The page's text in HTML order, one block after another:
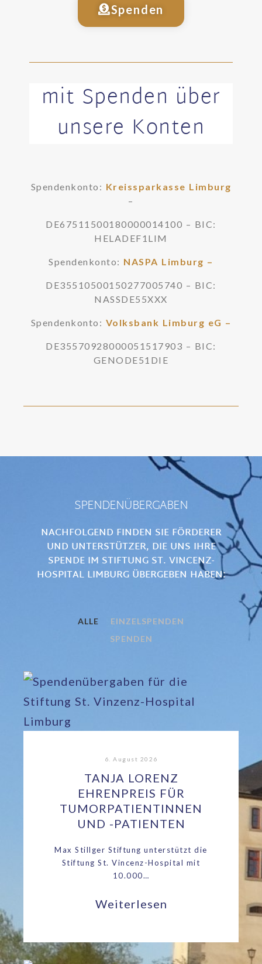
Spenden
mit Spenden über
unsere Konten
Spendenkonto: Kreissparkasse Limburg
–
DE67511500180000014100 – BIC:
HELADEF1LIM
Spendenkonto: NASPA Limburg –
DE35510500150277005740 – BIC:
NASSDE55XXX
Spendenkonto: Volksbank Limburg eG –
DE35570928000051517903 – BIC:
GENODE51DIE
SPENDENÜBERGABEN
NACHFOLGEND FINDEN SIE FÖRDERER
UND UNTERSTÜTZER, DIE UNS IHRE
SPENDE IM STIFTUNG ST. VINCENZ-
HOSPITAL LIMBURG ÜBERGEBEN HABEN:
ALLE
EINZELSPENDEN
SPENDEN
6. August 2026
TANJA LORENZ
EHRENPREIS FÜR
TUMORPATIENTINNEN
UND -PATIENTEN
Max Stillger Stiftung unterstützt die
Stiftung St. Vincenz-Hospital mit
10.000…
Weiterlesen